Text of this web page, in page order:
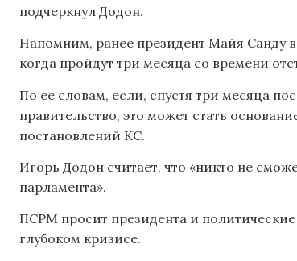
подчеркнул Додон.
Напомним, ранее президент Майя Санду
когда пройдут три месяца со времени
По ее словам, если, спустя три месяца
правительство, это может стать
постановлений КС.
Игорь Додон считает, что «никто не
парламента».
ПСРМ просит президента и
глубоком кризисе.